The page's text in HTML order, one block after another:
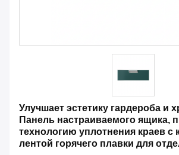
Улучшает эстетику гардероба и
Панель настраиваемого ящика,
технологию уплотнения краев с
лентой горячего плавки для